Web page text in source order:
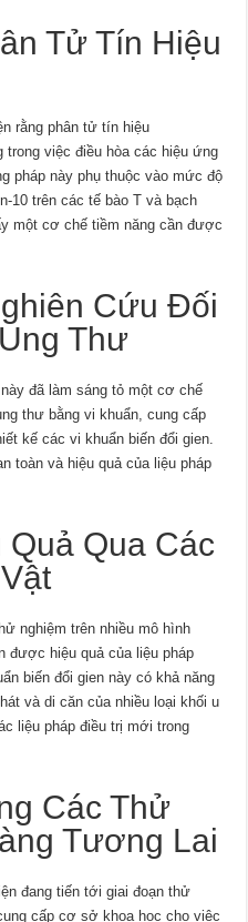
Tử Tín Hiệu
rằng phân tử tín hiệu
trong việc điều hòa các hiệu ứng
pháp này phụ thuộc vào mức độ
10 trên các tế bào T và bạch
một cơ chế tiềm năng cần được
Cứu Đối
Thư
đã làm sáng tỏ một cơ chế
thư bằng vi khuẩn, cung cấp
kế các vi khuẩn biến đổi gien.
toàn và hiệu quả của liệu pháp
Qua Các
nghiệm trên nhiều mô hình
được hiệu quả của liệu pháp
biến đổi gien này có khả năng
và di căn của nhiều loại khối u
liệu pháp điều trị mới trong
Các Thử
Tương Lai
đang tiến tới giai đoạn thử
cấp cơ sở khoa học cho việc